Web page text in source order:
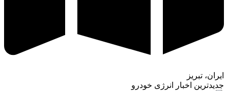
ایران، تبریز
جدیدترین اخبار انرژی خودرو